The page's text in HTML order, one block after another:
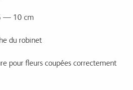
— 10 cm
du robinet
pour fleurs coupées correctement